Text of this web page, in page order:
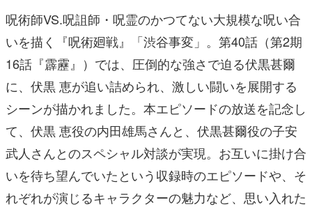
呪術師VS.呪詛師・呪霊のかつてない大規模な呪い合
いを描く『呪術廻戦』「渋谷事変」。第40話（第2期
16話『霹靂』）では、圧倒的な強さで迫る伏黒甚爾
に、伏黒 恵が追い詰められ、激しい闘いを展開する
シーンが描かれました。本エピソードの放送を記念し
て、伏黒 恵役の内田雄馬さんと、伏黒甚爾役の子安
武人さんとのスペシャル対談が実現。お互いに掛け合
いを待ち望んでいたという収録時のエピソードや、そ
れぞれが演じるキャラクターの魅力など、思い入れた